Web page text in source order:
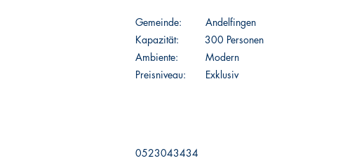
Gemeinde:
Andelfingen
300 Personen
Kapazität:
Ambiente:
Modern
Preisniveau:
Exklusiv
0523043434